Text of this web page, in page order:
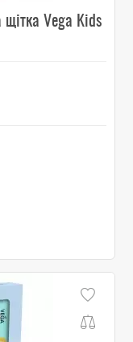
щітка Vega Kids